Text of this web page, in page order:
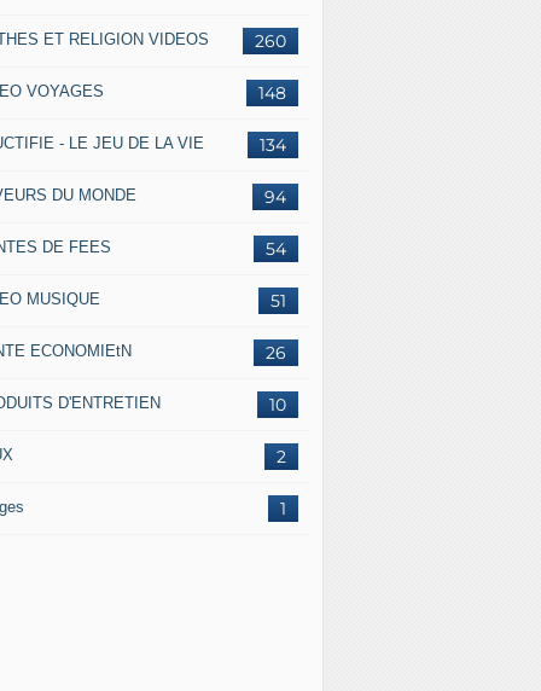
260
ET RELIGION VIDEOS
148
VOYAGES
134
- LE JEU DE LA VIE
94
DU MONDE
54
DE FEES
51
MUSIQUE
26
ECONOMIEtN
10
D'ENTRETIEN
2
1